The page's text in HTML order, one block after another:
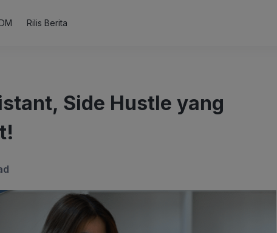
Rilis Berita
Side Hustle yang